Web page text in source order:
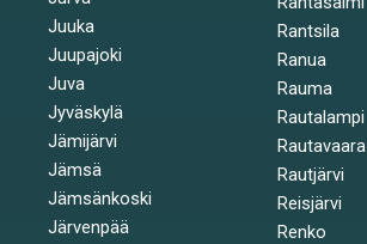
Juuka
Juupajoki
Juva
Jyväskylä
Jämijärvi
Jämsä
Jämsänkoski
Järvenpää
Rantsila
Ranua
Rauma
Rautalampi
Rautavaara
Rautjärvi
Reisjärvi
Renko